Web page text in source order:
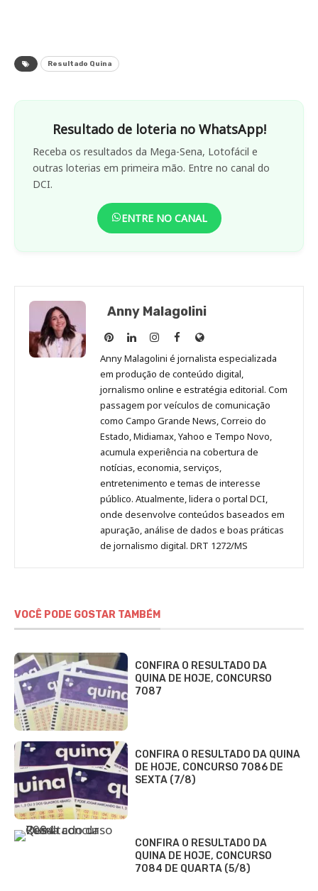
Resultado Quina
Resultado de loteria no WhatsApp!
Receba os resultados da Mega-Sena, Lotofácil e
outras loterias em primeira mão. Entre no canal do
DCI.
ENTRE NO CANAL
Anny Malagolini
Anny
Malagolini
no
Pinterest
Anny
Malagolini
no
LinkedIn
Anny
Malagolini
no
Instagram
Anny
Malagolini
no
Facebook
Site
de
Anny
Malagolini
Anny Malagolini é jornalista especializada
em produção de conteúdo digital,
jornalismo online e estratégia editorial. Com
passagem por veículos de comunicação
como Campo Grande News, Correio do
Estado, Midiamax, Yahoo e Tempo Novo,
acumula experiência na cobertura de
notícias, economia, serviços,
entretenimento e temas de interesse
público. Atualmente, lidera o portal DCI,
onde desenvolve conteúdos baseados em
apuração, análise de dados e boas práticas
de jornalismo digital. DRT 1272/MS
VOCÊ PODE GOSTAR TAMBÉM
CONFIRA O RESULTADO DA
QUINA DE HOJE, CONCURSO
7087
CONFIRA O RESULTADO DA QUINA
DE HOJE, CONCURSO 7086 DE
SEXTA (7/8)
CONFIRA O RESULTADO DA
QUINA DE HOJE, CONCURSO
7084 DE QUARTA (5/8)